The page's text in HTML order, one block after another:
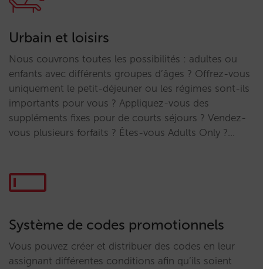
Urbain et loisirs
Nous couvrons toutes les possibilités : adultes ou
enfants avec différents groupes d’âges ? Offrez-vous
uniquement le petit-déjeuner ou les régimes sont-ils
importants pour vous ? Appliquez-vous des
suppléments fixes pour de courts séjours ? Vendez-
vous plusieurs forfaits ? Êtes-vous Adults Only ?…
Système de codes promotionnels
Vous pouvez créer et distribuer des codes en leur
assignant différentes conditions afin qu’ils soient